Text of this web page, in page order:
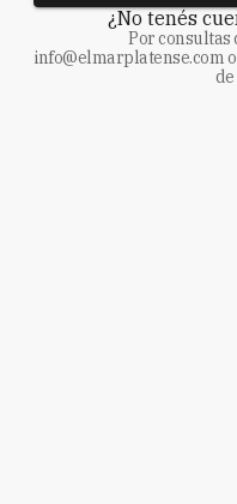
¿No tenés
Por consultas
info@elmarplatense.com
de